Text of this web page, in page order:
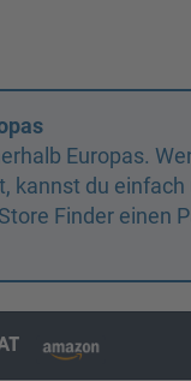
Europas.
kannst du
Finder einen